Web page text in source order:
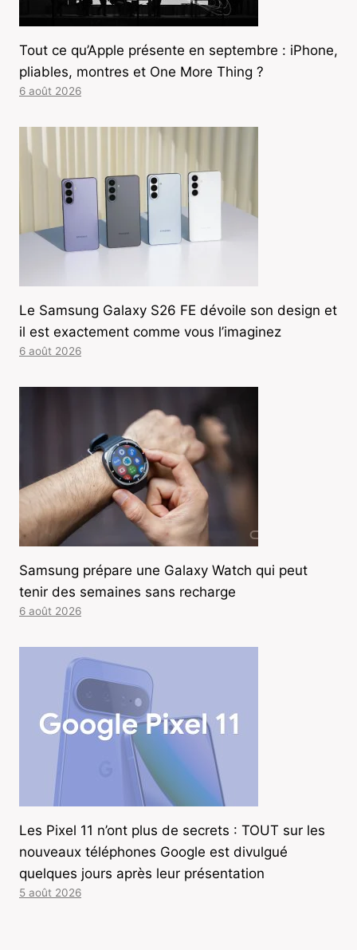
Tout ce qu’Apple présente en septembre : iPhone,
pliables, montres et One More Thing ?
6 août 2026
Le Samsung Galaxy S26 FE dévoile son design et
il est exactement comme vous l’imaginez
6 août 2026
Samsung prépare une Galaxy Watch qui peut
tenir des semaines sans recharge
6 août 2026
Les Pixel 11 n’ont plus de secrets : TOUT sur les
nouveaux téléphones Google est divulgué
quelques jours après leur présentation
5 août 2026